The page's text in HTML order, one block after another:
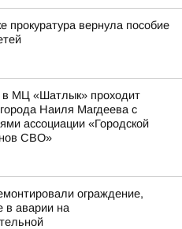
прокуратура вернула пособие
в МЦ «Шатлык» проходит
Наиля Магдеева с
ассоциации «Городской
СВО»
ограждение,
в аварии на